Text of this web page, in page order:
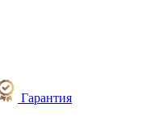
Гарантия